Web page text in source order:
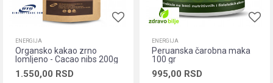
ENERGIJA
Organsko kakao zrno
lomljeno - Cacao nibs 200g
1.550,00 RSD
ENERGIJA
Peruanska čarobna maka
100 gr
995,00 RSD